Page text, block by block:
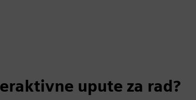
upute za rad?